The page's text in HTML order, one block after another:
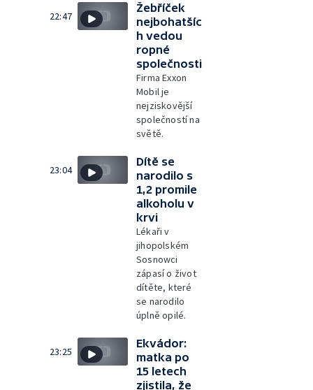
22:47
Žebříček
nejbohatšíc
h vedou
ropné
společnosti
Firma Exxon
Mobil je
nejziskovější
společností na
světě.
23:04
Dítě se
narodilo s
1,2 promile
alkoholu v
krvi
Lékaři v
jihopolském
Sosnowci
zápasí o život
dítěte, které
se narodilo
úplně opilé.
23:25
Ekvádor:
matka po
15 letech
zjistila, že